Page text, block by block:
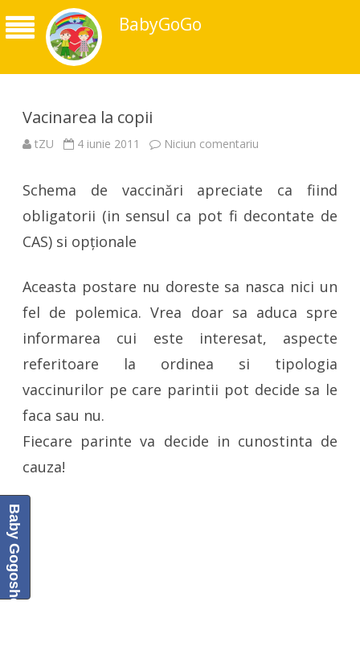
BabyGoGo
Vacinarea la copii
tZU 4 iunie 2011 Niciun comentariu
Schema de vaccinări apreciate ca fiind
obligatorii (in sensul ca pot fi decontate de
CAS) si opţionale
Aceasta postare nu doreste sa nasca nici un
fel de polemica. Vrea doar sa aduca spre
informarea cui este interesat, aspecte
referitoare la ordinea si tipologia
vaccinurilor pe care parintii pot decide sa le
faca sau nu.
Fiecare parinte va decide in cunostinta de
cauza!
Baby Gogoshel Blog